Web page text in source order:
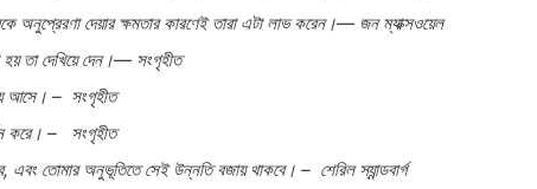
অনুপ্রেরণা দেয়ার ক্ষমতার কারণেই তারা এটা লাভ করেন।— জন ম্যাক্সওয়েল
হয় তা দেখিয়ে দেন।— সংগৃহীত
আসে। – সংগৃহীত
করে। – সংগৃহীত
, এবং তোমার অনুভূতিতে সেই উন্নতি বজায় থাকবে। – শেরিল স্যান্ডবার্গ